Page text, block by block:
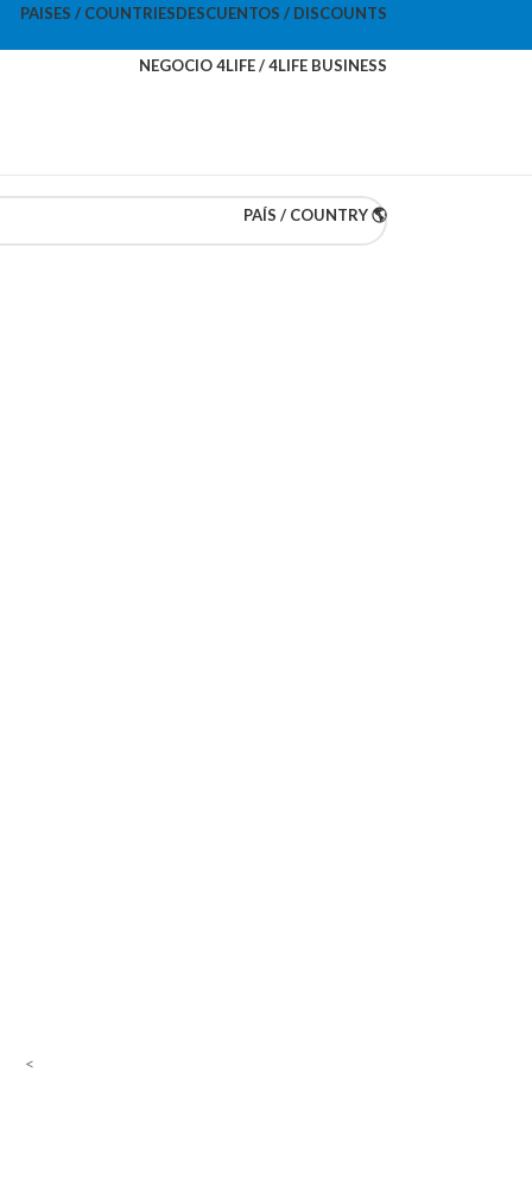
PAISES / COUNTRIESDESCUENTOS / DISCOUNTS
NEGOCIO 4LIFE / 4LIFE BUSINESS
PAÍS / COUNTRY 🌎
<